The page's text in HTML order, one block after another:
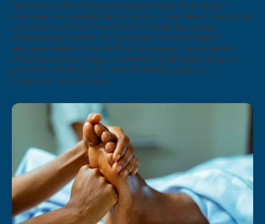
führt durch sanfte, fließende Massagetechniken, Streichungen,
Knetungen und spezielle Drucktechniken zu einer tiefen Entspannung
von Körper und Seele. Mit speziellen Grifftechniken werden
durchblutungsfördernde, entkrampfende, schmerzlindernde
Wirkungen erzielt und der Stoffwechsel angeregt. Bei der Aroma-
Ölmassage wird der entspannende Effekt durch Verwendung von
Aromaölen unterstützt. Die ideale Wohlfühl-Massage zum
Entspannen und Abschalten..